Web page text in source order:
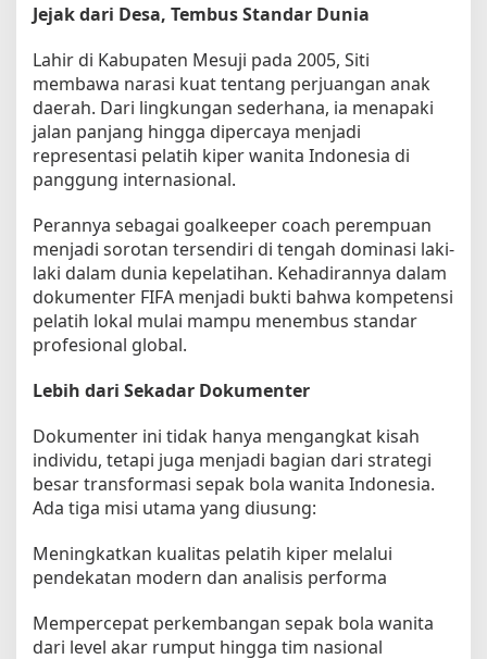
m
u
s
D
o
k
u
m
t
e
r
D
u
n
Jejak dari Desa, Tembus Standar Dunia
Lahir di Kabupaten Mesuji pada 2005, Siti
membawa narasi kuat tentang perjuangan anak
daerah. Dari lingkungan sederhana, ia menapaki
jalan panjang hingga dipercaya menjadi
representasi pelatih kiper wanita Indonesia di
panggung internasional.
Perannya sebagai goalkeeper coach perempuan
menjadi sorotan tersendiri di tengah dominasi laki-
laki dalam dunia kepelatihan. Kehadirannya dalam
dokumenter FIFA menjadi bukti bahwa kompetensi
pelatih lokal mulai mampu menembus standar
profesional global.
Lebih dari Sekadar Dokumenter
Dokumenter ini tidak hanya mengangkat kisah
individu, tetapi juga menjadi bagian dari strategi
besar transformasi sepak bola wanita Indonesia.
Ada tiga misi utama yang diusung:
Meningkatkan kualitas pelatih kiper melalui
pendekatan modern dan analisis performa
Mempercepat perkembangan sepak bola wanita
dari level akar rumput hingga tim nasional